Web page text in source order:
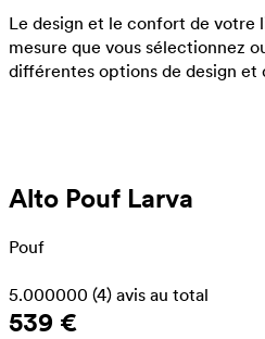
Le design et le confort de votre
mesure que vous sélectionnez
différentes options de design et
Alto Pouf Larva
Pouf
5.000000 (4) avis au total
539 €